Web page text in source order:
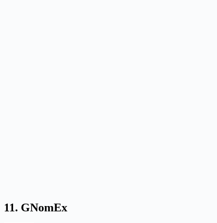
11. GNomEx